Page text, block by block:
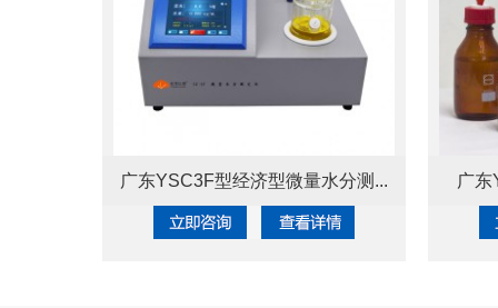
广东YSC3F型经济型微量水分测... 广东